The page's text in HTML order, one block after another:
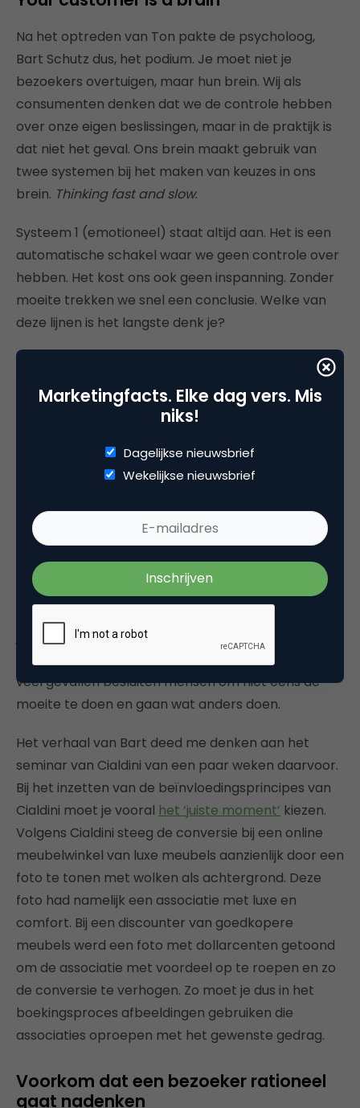
Na het optreden van Ton pakte de psycholoog,
Bart Schutz dus, het podium. Je moet niet je
bezoekers overtuigen, maar hun brein. Wij als
consumenten denken dat we de controle hebben
over onze eigen beslissingen, maar in de praktijk is
dat niet het geval. Ons brein maakt gebruik van
twee systemen bij het maken van keuzes in ons
brein. Thinking fast and slow.
Systeem 1 (emotioneel) staat altijd aan. Het is een
automatische schakel waar we geen controle over
hebben. Het kost ons ook geen inspanning. Zonder
moeite trekken we snel een conclusie. Welke van
deze lijnen is het langste denk je?
inspanning. Reken de volgende som nu meteen
maar eens uit: 17 x 24 = … Ok, wat heb je gedaan?
Hier heb je geen keuze voor
, want nu
moet je een rationele keuze maken.Slow thinking
je hartslag sneller kloppen. Heb je überhaupt echt
de moeite gedaan om de oplossing te vinden? In
veel gevallen besluiten mensen om niet eens de
moeite te doen en gaan wat anders doen.
Het verhaal van Bart deed me denken aan het
seminar van Cialdini van een paar weken daarvoor.
Bij het inzetten van de beïnvloedingsprincipes van
Cialdini moet je vooral het ‘juiste moment’ kiezen.
Volgens Cialdini steeg de conversie bij een online
meubelwinkel van luxe meubels aanzienlijk door een
foto te tonen met wolken als achtergrond. Deze
foto had namelijk een associatie met luxe en
comfort. Bij een discounter van goedkopere
meubels werd een foto met dollarcenten getoond
om de associatie met voordeel op te roepen en zo
de conversie te verhogen. Zo moet je dus in het
boekingsproces afbeeldingen gebruiken die
associaties oproepen met het gewenste gedrag.
Voorkom dat een bezoeker rationeel
gaat nadenken
Marketingfacts. Elke dag vers. Mis
niks!
Dagelijkse nieuwsbrief
Wekelijkse nieuwsbrief